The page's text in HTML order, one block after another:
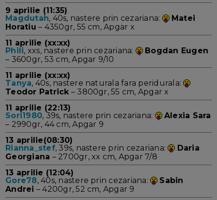
9 aprilie (11:35)
Magdutah, 40s, nastere prin cezariana:
Matei
Horatiu – 4350gr, 55 cm, Apgar x
11 aprilie (xx:xx)
Phili, xxs, nastere prin cezariana:
Bogdan Eugen
– 3600gr, 53 cm, Apgar 9/10
11 aprilie (xx:xx)
Tanya, 40s, nastere naturala fara peridurala:
Teodor Patrick – 3800gr, 55 cm, Apgar x
11 aprilie (22:13)
Sori1980, 39s, nastere prin cezariana:
Alexia Sara
– 2990gr, 44 cm, Apgar 9
13 aprilie(08:30)
Rianna_stef, 39s, nastere prin cezariana:
Daria
Georgiana – 2700gr, xx cm, Apgar 7/8
13 aprilie (12:04)
Gore78, 40s, nastere prin cezariana:
Sabin
Andrei – 4200gr, 52 cm, Apgar 9